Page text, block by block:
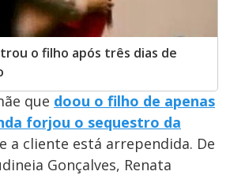
o filho após três dias de
que doou o filho de apenas
forjou o sequestro da
a cliente está arrependida. De
Gonçalves, Renata